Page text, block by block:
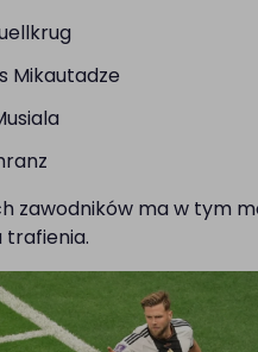
Mikautadze
zawodników ma w tym
trafienia.